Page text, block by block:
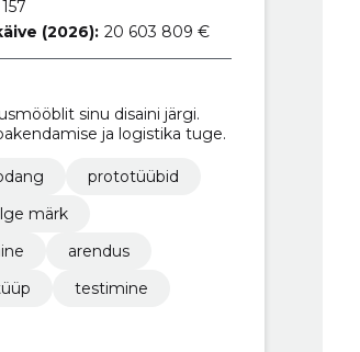
157
(2026): 20 603 809 €
sinu disaini järgi.
ja logistika tuge.
prototüübid
märk
arendus
testimine